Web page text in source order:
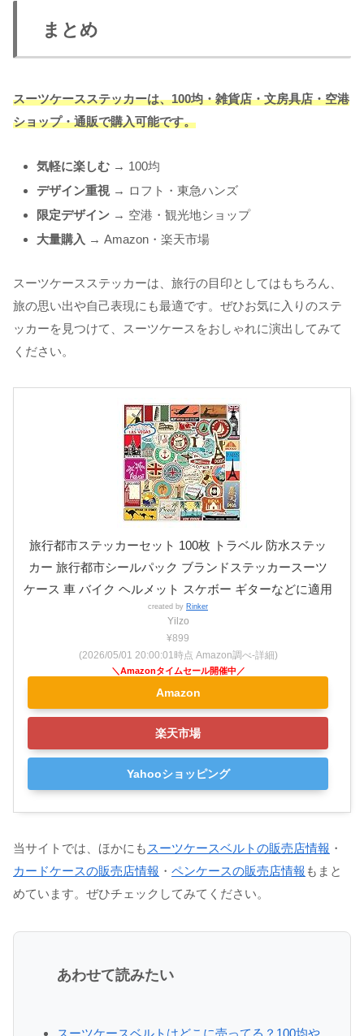
まとめ
スーツケースステッカーは、100均・雑貨店・文房具店・空港
ショップ・通販で購入可能です。
気軽に楽しむ → 100均
デザイン重視 → ロフト・東急ハンズ
限定デザイン → 空港・観光地ショップ
大量購入 → Amazon・楽天市場
スーツケースステッカーは、旅行の目印としてはもちろん、
旅の思い出や自己表現にも最適です。ぜひお気に入りのステ
ッカーを見つけて、スーツケースをおしゃれに演出してみて
ください。
旅行都市ステッカーセット 100枚 トラベル 防水ステッ
カー 旅行都市シールパック ブランドステッカースーツ
ケース 車 バイク ヘルメット スケボー ギターなどに適用
created by Rinker
Yilzo
¥899
(2026/05/01 20:00:01時点 Amazon調べ-詳細)
Amazon
楽天市場
Yahooショッピング
当サイトでは、ほかにも スーツケースベルトの販売店情報 ・
カードケースの販売店情報 ・ ペンケースの販売店情報 もまと
めています。ぜひチェックしてみてください。
あわせて読みたい
スーツケースベルトはどこに売ってる？100均や